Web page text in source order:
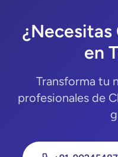
¿Necesitas
en
Transforma tu
profesionales de